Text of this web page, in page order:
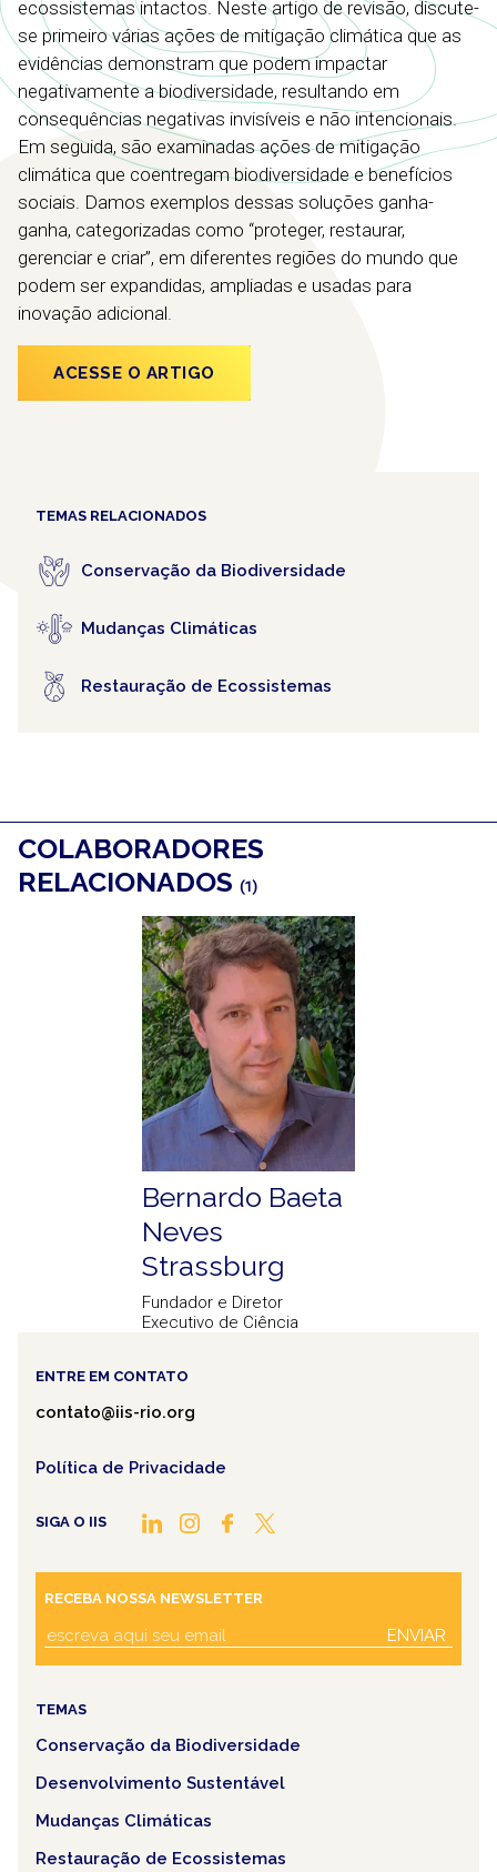
ecossistemas intactos. Neste artigo de revisão, discute-
se primeiro várias ações de mitigação climática que as
evidências demonstram que podem impactar
negativamente a biodiversidade, resultando em
consequências negativas invisíveis e não intencionais.
Em seguida, são examinadas ações de mitigação
climática que coentregam biodiversidade e benefícios
sociais. Damos exemplos dessas soluções ganha-
ganha, categorizadas como “proteger, restaurar,
gerenciar e criar”, em diferentes regiões do mundo que
podem ser expandidas, ampliadas e usadas para
inovação adicional.
ACESSE O ARTIGO
TEMAS RELACIONADOS
Conservação da Biodiversidade
Mudanças Climáticas
Restauração de Ecossistemas
COLABORADORES
RELACIONADOS (1)
Bernardo Baeta
Neves
Strassburg
Fundador e Diretor
Executivo de Ciência
ENTRE EM CONTATO
contato@iis-rio.org
Política de Privacidade
SIGA O IIS
RECEBA NOSSA NEWSLETTER
ENVIAR
TEMAS
Conservação da Biodiversidade
Desenvolvimento Sustentável
Mudanças Climáticas
Restauração de Ecossistemas